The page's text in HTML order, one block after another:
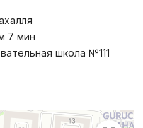
7 мин
школа №111